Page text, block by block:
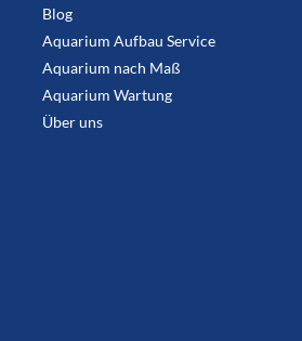
Blog
Aquarium Aufbau Service
Aquarium nach Maß
Aquarium Wartung
Über uns